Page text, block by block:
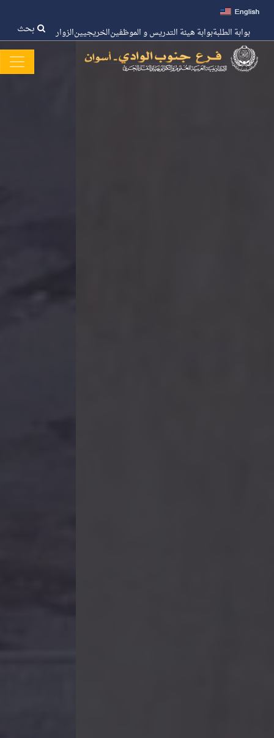
بوابة الطلبةبوابة هيئة التدريس و الموظفينالخريجيينالزوار بحث